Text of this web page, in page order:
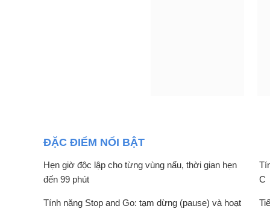
ĐẶC ĐIỂM NỔI BẬT
Hẹn giờ độc lập cho từng vùng nấu, thời gian hẹn
đến 99 phút
C
Tính năng Stop and Go: tạm dừng (pause) và hoạt